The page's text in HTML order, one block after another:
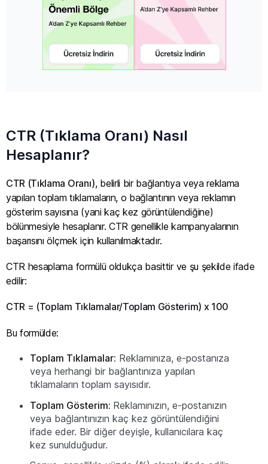
CTR (Tıklama Oranı) Nasıl
Hesaplanır?
CTR (Tıklama Oranı), belirli bir bağlantıya veya reklama
yapılan toplam tıklamaların, o bağlantının veya reklamın
gösterim sayısına (yani kaç kez görüntülendiğine)
bölünmesiyle hesaplanır. CTR genellikle kampanyalarının
başarısını ölçmek için kullanılmaktadır.
CTR hesaplama formülü oldukça basittir ve şu şekilde ifade
edilir:
CTR = (Toplam Tıklamalar/Toplam Gösterim) x 100
Bu formülde:
Toplam Tıklamalar: Reklamınıza, e-postanıza
veya herhangi bir bağlantınıza yapılan
tıklamaların toplam sayısıdır.
Toplam Gösterim: Reklamınızın, e-postanızın
veya bağlantınızın kaç kez görüntülendiğini
ifade eder. Bir diğer deyişle, kullanıcılara kaç
kez sunulduğudur.